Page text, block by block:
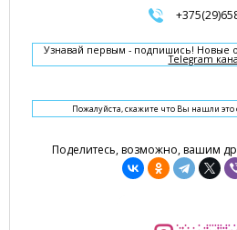
Узнавай первым - подпишись! Новые
Telegram
Пожалуйста, скажите что Вы нашли это
Поделитесь, возможно, вашим